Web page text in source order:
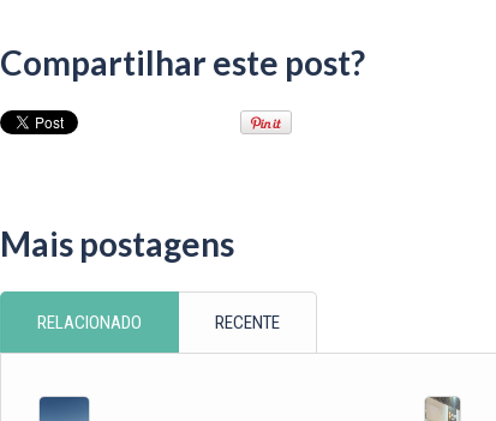
Compartilhar este post?
Mais postagens
RELACIONADO RECENTE